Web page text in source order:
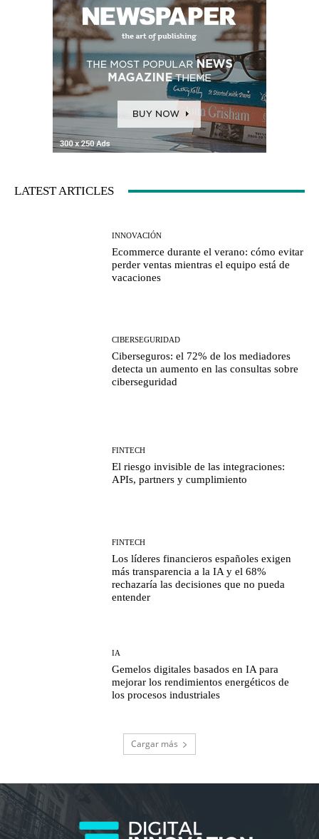
LATEST ARTICLES
INNOVACIÓN
Ecommerce durante el verano: cómo evitar
perder ventas mientras el equipo está de
vacaciones
CIBERSEGURIDAD
Ciberseguros: el 72% de los mediadores
detecta un aumento en las consultas sobre
ciberseguridad
FINTECH
El riesgo invisible de las integraciones:
APIs, partners y cumplimiento
FINTECH
Los líderes financieros españoles exigen
más transparencia a la IA y el 68%
rechazaría las decisiones que no pueda
entender
IA
Gemelos digitales basados en IA para
mejorar los rendimientos energéticos de
los procesos industriales
Cargar más